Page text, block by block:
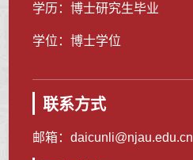
学历：博士研究生毕业
学位：博士学位
联系方式
邮箱：daicunli@njau.edu.cn